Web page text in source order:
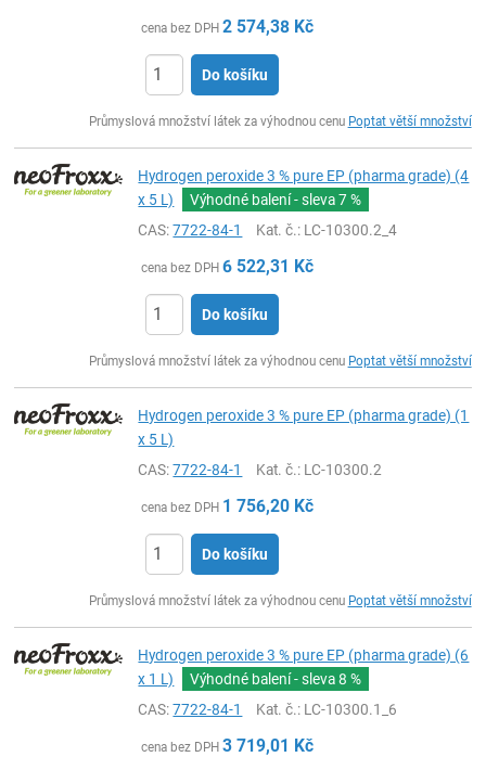
cena bez DPH 2 574,38 Kč
Do košíku
Průmyslová množství látek za výhodnou cenu Poptat větší množství
Hydrogen peroxide 3 % pure EP (pharma grade) (4
x 5 L)
Výhodné balení - sleva7 %
CAS:7722-84-1 Kat. č.: LC-10300.2_4
cena bez DPH 6 522,31 Kč
Do košíku
Průmyslová množství látek za výhodnou cenu Poptat větší množství
Hydrogen peroxide 3 % pure EP (pharma grade) (1
x 5 L)
CAS:7722-84-1 Kat. č.: LC-10300.2
cena bez DPH 1 756,20 Kč
Do košíku
Průmyslová množství látek za výhodnou cenu Poptat větší množství
Hydrogen peroxide 3 % pure EP (pharma grade) (6
x 1 L)
Výhodné balení - sleva8 %
CAS:7722-84-1 Kat. č.: LC-10300.1_6
cena bez DPH 3 719,01 Kč